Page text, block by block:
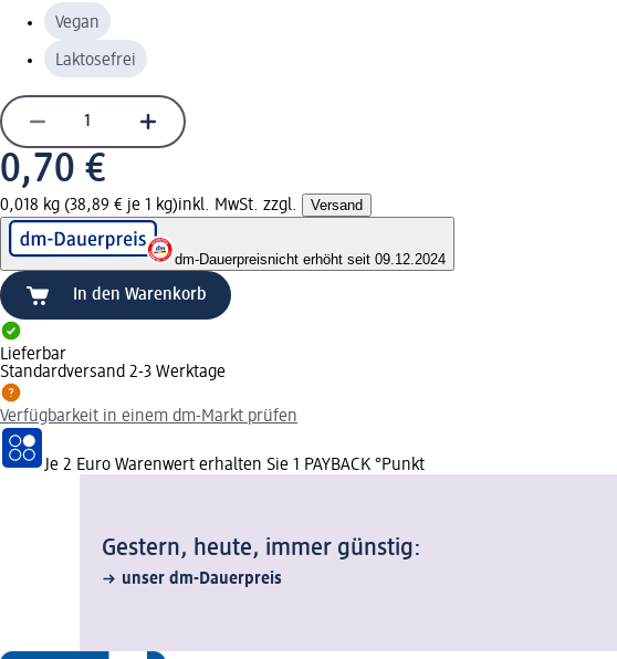
Vegan
Laktosefrei
0,70 €
0,018 kg (38,89 € je 1 kg)inkl. MwSt. zzgl. Versand
dm-Dauerpreisnicht erhöht seit 09.12.2024
In den Warenkorb
Lieferbar
Standardversand 2-3 Werktage
Verfügbarkeit in einem dm-Markt prüfen
Je 2 Euro Warenwert erhalten Sie 1 PAYBACK °Punkt
Gestern, heute, immer günstig:
unser dm-Dauerpreis